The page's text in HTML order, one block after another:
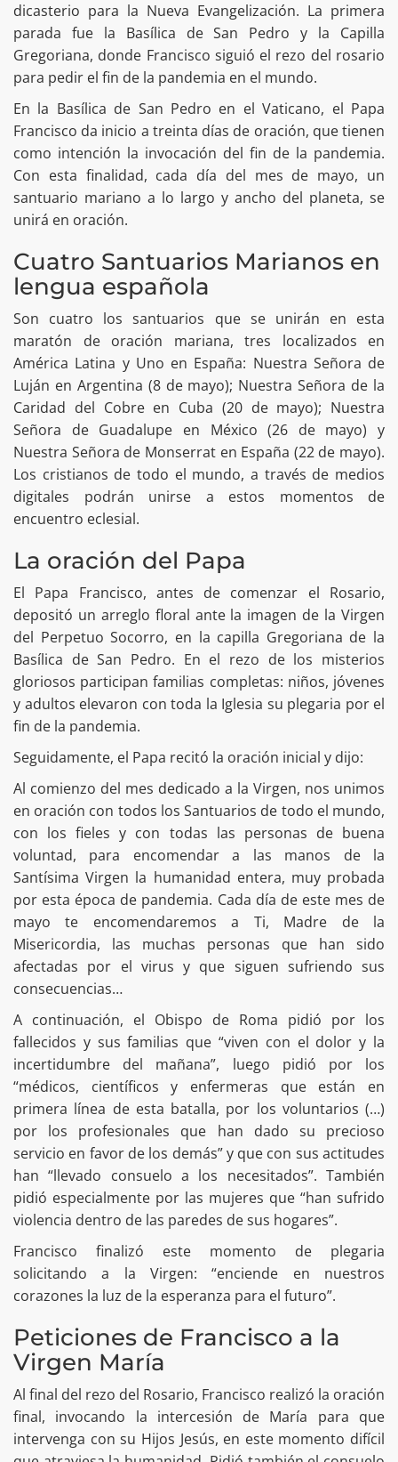
dicasterio para la Nueva Evangelización. La primera
parada fue la Basílica de San Pedro y la Capilla
Gregoriana, donde Francisco siguió el rezo del rosario
para pedir el fin de la pandemia en el mundo.
En la Basílica de San Pedro en el Vaticano, el Papa
Francisco da inicio a treinta días de oración, que tienen
como intención la invocación del fin de la pandemia.
Con esta finalidad, cada día del mes de mayo, un
santuario mariano a lo largo y ancho del planeta, se
unirá en oración.
Cuatro Santuarios Marianos en
lengua española
Son cuatro los santuarios que se unirán en esta
maratón de oración mariana, tres localizados en
América Latina y Uno en España: Nuestra Señora de
Luján en Argentina (8 de mayo); Nuestra Señora de la
Caridad del Cobre en Cuba (20 de mayo); Nuestra
Señora de Guadalupe en México (26 de mayo) y
Nuestra Señora de Monserrat en España (22 de mayo).
Los cristianos de todo el mundo, a través de medios
digitales podrán unirse a estos momentos de
encuentro eclesial.
La oración del Papa
El Papa Francisco, antes de comenzar el Rosario,
depositó un arreglo floral ante la imagen de la Virgen
del Perpetuo Socorro, en la capilla Gregoriana de la
Basílica de San Pedro. En el rezo de los misterios
gloriosos participan familias completas: niños, jóvenes
y adultos elevaron con toda la Iglesia su plegaria por el
fin de la pandemia.
Seguidamente, el Papa recitó la oración inicial y dijo:
Al comienzo del mes dedicado a la Virgen, nos unimos
en oración con todos los Santuarios de todo el mundo,
con los fieles y con todas las personas de buena
voluntad, para encomendar a las manos de la
Santísima Virgen la humanidad entera, muy probada
por esta época de pandemia. Cada día de este mes de
mayo te encomendaremos a Ti, Madre de la
Misericordia, las muchas personas que han sido
afectadas por el virus y que siguen sufriendo sus
consecuencias…
A continuación, el Obispo de Roma pidió por los
fallecidos y sus familias que “viven con el dolor y la
incertidumbre del mañana”, luego pidió por los
“médicos, científicos y enfermeras que están en
primera línea de esta batalla, por los voluntarios (…)
por los profesionales que han dado su precioso
servicio en favor de los demás” y que con sus actitudes
han “llevado consuelo a los necesitados”. También
pidió especialmente por las mujeres que “han sufrido
violencia dentro de las paredes de sus hogares”.
Francisco finalizó este momento de plegaria
solicitando a la Virgen: “enciende en nuestros
corazones la luz de la esperanza para el futuro”.
Peticiones de Francisco a la
Virgen María
Al final del rezo del Rosario, Francisco realizó la oración
final, invocando la intercesión de María para que
intervenga con su Hijos Jesús, en este momento difícil